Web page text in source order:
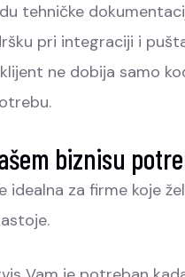
tehničke
pri integraciji i
ne dobija samo
biznisu
idealna za firme koje